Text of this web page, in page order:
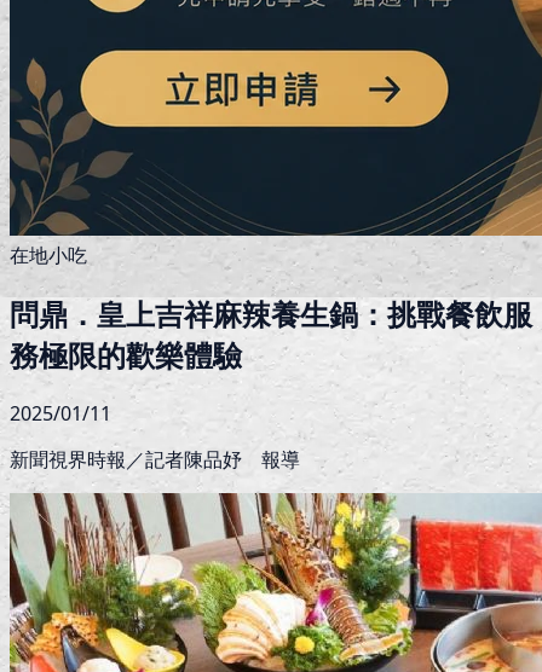
在地小吃
問鼎．皇上吉祥麻辣養生鍋：挑戰餐飲服
務極限的歡樂體驗
2025/01/11
新聞視界時報／記者陳品妤 報導